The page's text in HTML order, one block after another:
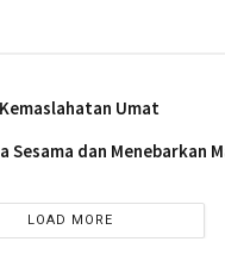
Umat
Sesama dan Menebarkan
LOAD MORE